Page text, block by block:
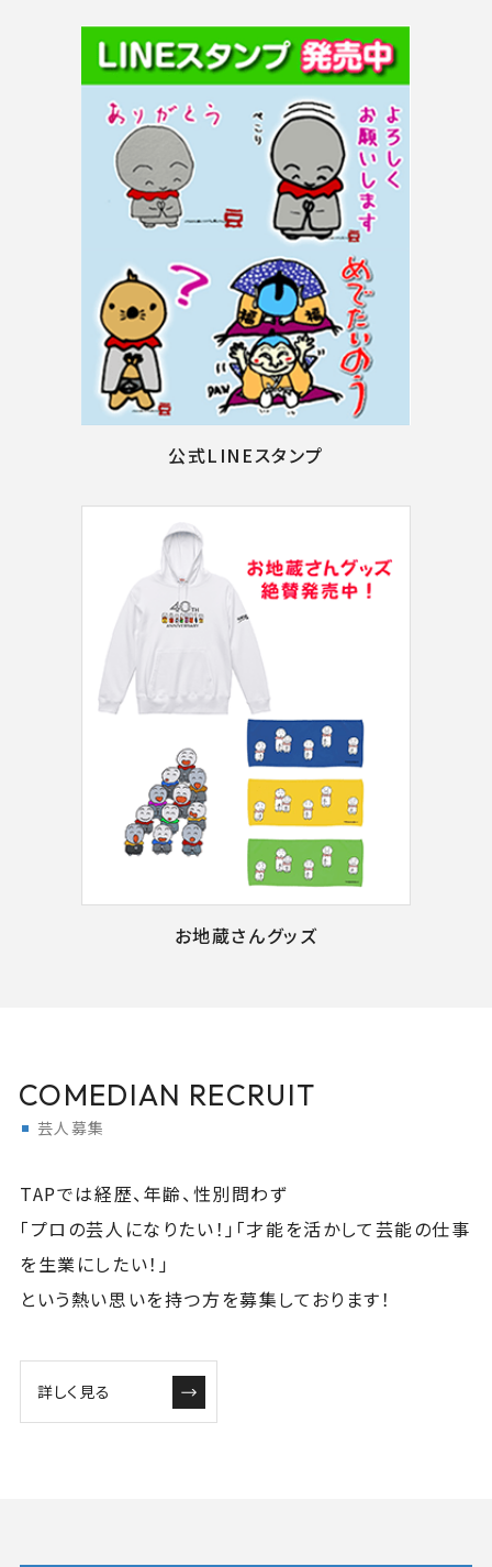
公式LINEスタンプ
お地蔵さんグッズ
COMEDIAN RECRUIT
芸人募集
TAPでは経歴、年齢、性別問わず
「プロの芸人になりたい！」「才能を活かして芸能の仕事
を生業にしたい！」
という熱い思いを持つ方を募集しております！
詳しく見る